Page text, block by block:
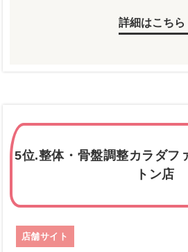
詳細はこちら
5位.整体・骨盤調整カラダフ
トン店
店舗サイト